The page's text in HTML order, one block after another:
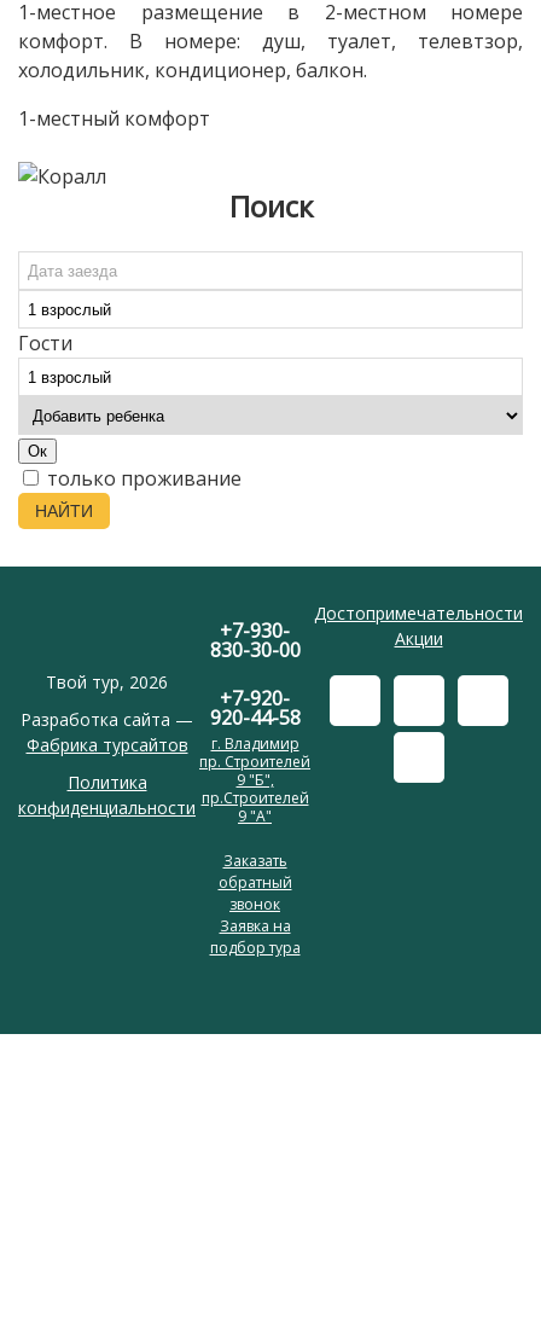
1-местное размещение в 2-местном номере
комфорт. В номере: душ, туалет, телевтзор,
холодильник, кондиционер, балкон.
1-местный комфорт
Поиск
Гости
Ок
только проживание
НАЙТИ
Твой тур, 2026
Разработка сайта —
Фабрика турсайтов
Политика
конфиденциальности
Достопримечательности
Акции
+7-930-
830-30-00
+7-920-
920-44-58
г. Владимир
пр. Строителей
9 "Б",
пр.Строителей
9 "А"
Заказать
обратный
звонок
Заявка на
подбор тура